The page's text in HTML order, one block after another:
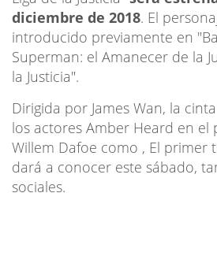
diciembre de 2018. El
introducido previamente en
Superman: el Amanecer de la
la Justicia".
Dirigida por James Wan, la
los actores Amber Heard en el
Willem Dafoe como , El primer
dará a conocer este sábado,
sociales.